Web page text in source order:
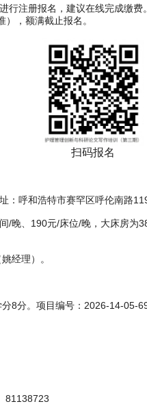
行注册报名，建议在线完成缴
，额满截止报名。
扫码报名
：呼和浩特市赛罕区呼伦南路
/晚、190元/床位/晚，大床房为
经理）。
8分。项目编号：2026-14-05-
81138723